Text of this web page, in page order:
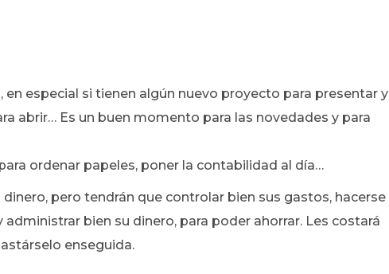
en especial si tienen algún nuevo proyecto para presentar y
abrir… Es un buen momento para las novedades y para
ordenar papeles, poner la contabilidad al día…
dinero, pero tendrán que controlar bien sus gastos, hacerse
bien su dinero, para poder ahorrar. Les costará
enseguida.